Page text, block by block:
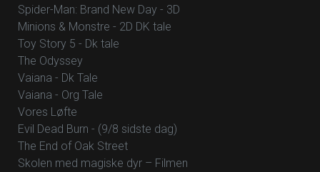
Spider-Man: Brand New Day - 3D
Minions & Monstre - 2D DK tale
Toy Story 5 - Dk tale
The Odyssey
Vaiana - Dk Tale
Vaiana - Org Tale
Vores Løfte
Evil Dead Burn - (9/8 sidste dag)
The End of Oak Street
Skolen med magiske dyr – Filmen